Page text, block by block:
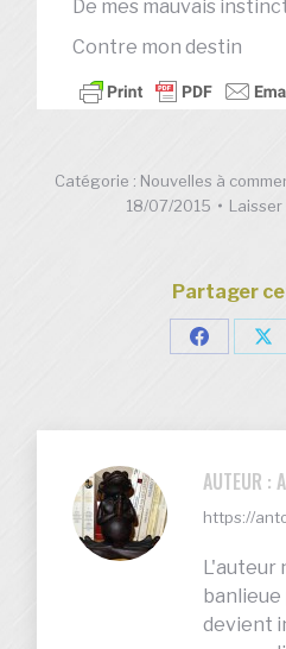
De mes mauvais
Contre mon destin
Catégorie : Nouvelles à
18/07/2015
Partager
Partager
AUTEUR :
https://
L'auteur
banlieue
devient